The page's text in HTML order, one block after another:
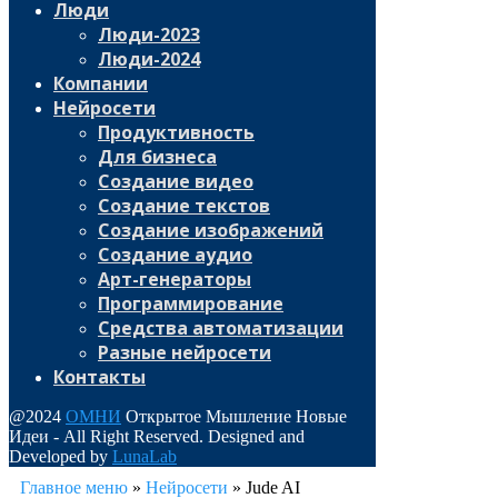
Люди
Люди-2023
Люди-2024
Компании
Нейросети
Продуктивность
Для бизнеса
Создание видео
Создание текстов
Создание изображений
Создание аудио
Арт-генераторы
Программирование
Средства автоматизации
Разные нейросети
Контакты
@2024 ОМНИ Открытое Мышление Новые
Идеи - All Right Reserved. Designed and
Developed by LunaLab
Главное меню » Нейросети » Jude AI